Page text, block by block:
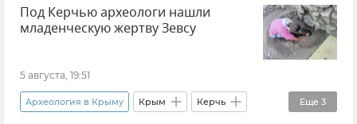
Новости Крыма
Под Керчью археологи нашли
младенческую жертву Зевсу
5 августа, 19:51
Еще 3
Археология в Крыму Крым Керчь